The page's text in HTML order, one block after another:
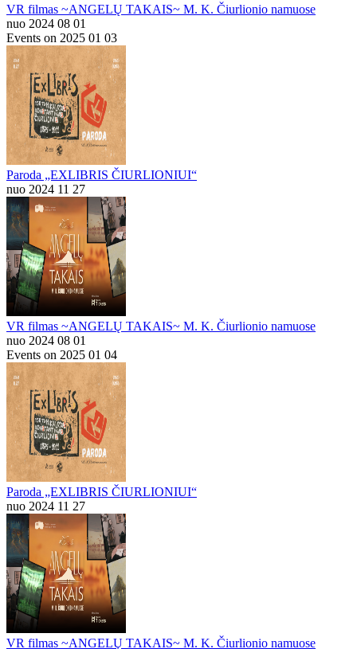
VR filmas ~ANGELŲ TAKAIS~ M. K. Čiurlionio namuose
nuo 2024 08 01
Events on 2025 01 03
Paroda „EXLIBRIS ČIURLIONIUI“
nuo 2024 11 27
VR filmas ~ANGELŲ TAKAIS~ M. K. Čiurlionio namuose
nuo 2024 08 01
Events on 2025 01 04
Paroda „EXLIBRIS ČIURLIONIUI“
nuo 2024 11 27
VR filmas ~ANGELŲ TAKAIS~ M. K. Čiurlionio namuose